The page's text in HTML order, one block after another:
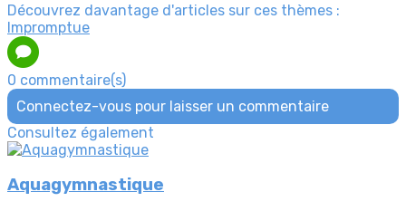
Découvrez davantage d'articles sur ces thèmes :
Impromptue
0 commentaire(s)
Connectez-vous pour laisser un commentaire
Consultez également
Aquagymnastique